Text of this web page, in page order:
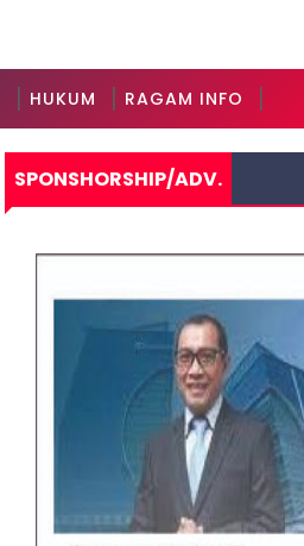
HUKUM RAGAM INFO
SPONSHORSHIP/ADV.